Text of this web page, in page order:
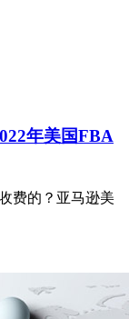
年美国FBA
费的？亚马逊美